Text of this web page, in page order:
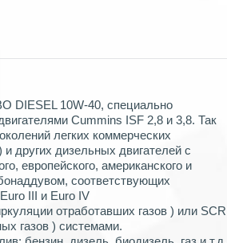
DIESEL 10W-40, специально
Cummins ISF 2,8 и 3,8. Так
легких коммерческих
других дизельных двигателей с
европейского, американского и
соответствующих
III и Euro IV
отработавших газов ) или SCR
газов ) системами.